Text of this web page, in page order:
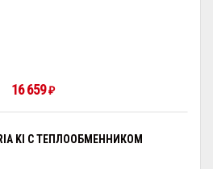
16 659 ₽
KI С ТЕПЛООБМЕННИКОМ